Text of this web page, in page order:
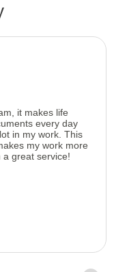
it makes life
every day
in my work. This
my work more
great service!